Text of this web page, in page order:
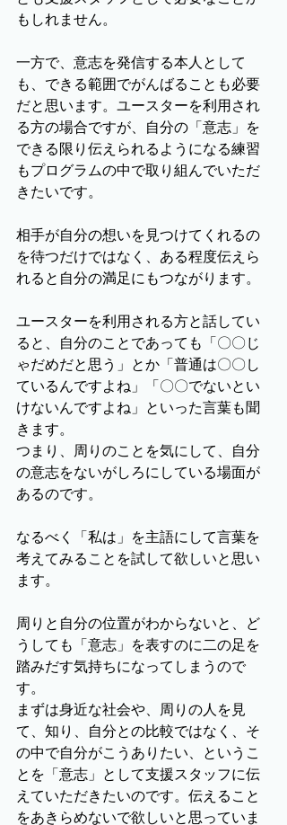
もしれません。
一方で、意志を発信する本人として
も、できる範囲でがんばることも必要
だと思います。ユースターを利用され
る方の場合ですが、自分の「意志」を
できる限り伝えられるようになる練習
もプログラムの中で取り組んでいただ
きたいです。
相手が自分の想いを見つけてくれるの
を待つだけではなく、ある程度伝えら
れると自分の満足にもつながります。
ユースターを利用される方と話してい
ると、自分のことであっても「〇〇じ
ゃだめだと思う」とか「普通は〇〇し
ているんですよね」「〇〇でないとい
けないんですよね」といった言葉も聞
きます。
つまり、周りのことを気にして、自分
の意志をないがしろにしている場面が
あるのです。
なるべく「私は」を主語にして言葉を
考えてみることを試して欲しいと思い
ます。
周りと自分の位置がわからないと、ど
うしても「意志」を表すのに二の足を
踏みだす気持ちになってしまうので
す。
まずは身近な社会や、周りの人を見
て、知り、自分との比較ではなく、そ
の中で自分がこうありたい、というこ
とを「意志」として支援スタッフに伝
えていただきたいのです。伝えること
をあきらめないで欲しいと思っていま